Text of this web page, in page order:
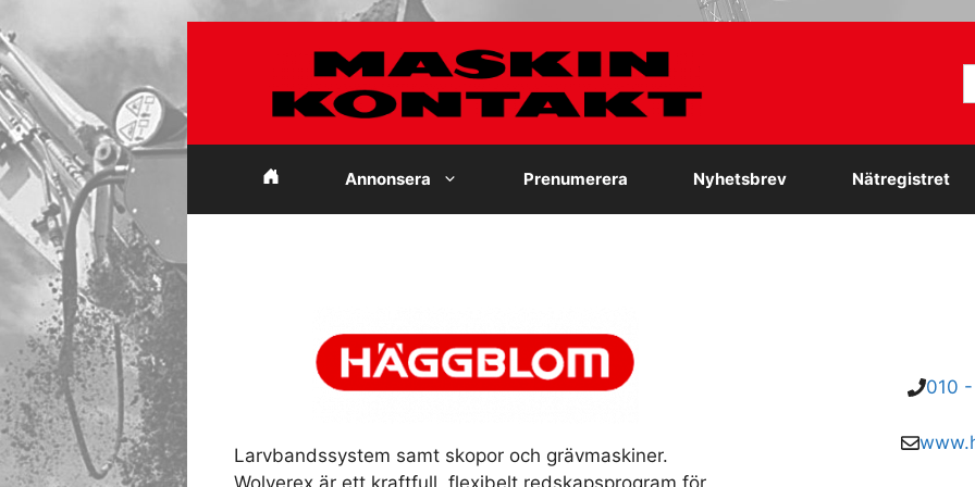
till
innehåll
Annonsera Prenumerera Nyhetsbrev Nätregistret
Larvbandssystem samt skopor och grävmaskiner.
Wolverex är ett kraftfull, flexibelt redskapsprogram för
010